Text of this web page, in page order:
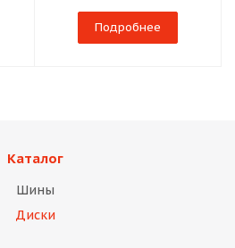
Подробнее
Каталог
Шины
Диски